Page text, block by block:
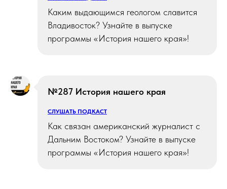
Каким выдающимся геологом славится
Владивосток? Узнайте в выпуске
программы «История нашего края»!
№287 История нашего края
СЛУШАТЬ ПОДКАСТ
Как связан американский журналист с
Дальним Востоком? Узнайте в выпуске
программы «История нашего края»!